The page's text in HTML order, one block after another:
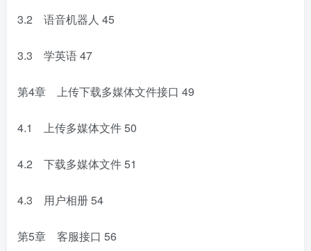
3.2 语音机器人 45
3.3 学英语47
第4章 上传下载多媒体文件接口 49
4.1 上传多媒体文件50
4.2 下载多媒体文件51
4.3 用户相册54
第5章 客服接口 56